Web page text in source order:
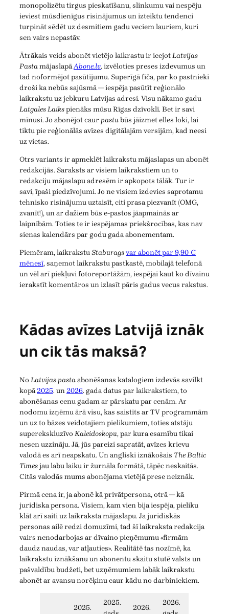
monopolizētu tirgus pieskatīšanu, slinkumu vai nespēju
ieviest mūsdienīgus risinājumus un izteiktu tendenci
turpināt sēdēt uz desmitiem gadu veciem lauriem, kuri
sen vairs nepastāv.
Ātrākais veids abonēt vietējo laikrastu ir ieejotLatvijas
PastamājaslapāAbone.lv, izvēloties preses izdevumus un
tad noformējot pasūtījumu. Superīgā fīča, par ko pastnieki
droši ka nebūs sajūsmā — iespēja pasūtīt reģionālo
laikrakstu uz jebkuru Latvijas adresi. Visu nākamo gadu
Latgales Laikspienāks mūsu Rīgas dzīvoklī. Bet ir savi
mīnusi. Jo abonējot caurpastubūs jāizmet elles loki, lai
tiktu pie reģionālās avīzes digitālajām versijām, kad neesi
uz vietas.
Otrs variants ir apmeklēt laikrakstu mājaslapas un abonēt
redakcijās. Saraksts ar visiem laikrakstiem un to
redakciju mājaslapu adresēm ir apkopots tālāk. Tur ir
savi, īpaši piedzīvojumi. Jo ne visiem izdevies saprotamu
tehnisko risinājumu uztaisīt, citi prasa piezvanīt (OMG,
zvanīt!), un ar dažiem būs e-pastos jāapmainās ar
laipnībām. Toties te ir iespējamas priekšrocības, kas nav
sienas kalendārs par godu gada abonementam.
Piemēram, laikrakstuStaburagsvar abonēt par 9,90 €
mēnesī, saņemot laikrakstu pastkastē, mobilajā telefonā
un vēl arī piekļuvi fotoreportāžām, iespējai kaut ko dīvainu
ierakstīt komentāros un izlasīt pāris gadus vecus rakstus.
Kādas avīzes Latvijā iznāk
un cik tās maksā?
NoLatvijas pastaabonēšanas katalogiem izdevās savilkt
kopā2025. un2026. gada datus par laikrakstiem, to
abonēšanas cenu gadam ar pārskatu par cenām. Ar
nodomu izņēmu ārā visu, kas saistīts ar TV programmām
un uz to bāzes veidotajiem pielikumiem, toties atstāju
superekskluzīvoKaleidoskopu, par kura esamību tikai
nesen uzzināju. Jā, jūs pareizi sapratāt, avīzes krievu
valodā es arī neapskatu. Un angliski iznākošais The Baltic
Timesjau labu laiku ir žurnāla formātā, tāpēc neskaitās.
Citās valodās mums abonējama vietējā prese neiznāk.
Pirmā cena ir, ja abonē kā privātpersona, otrā — kā
juridiska persona. Visiem, kam vien bija iespēja, pieliku
klāt arī saiti uz laikraksta mājaslapu. Ja juridiskās
personas ailē redzi domuzīmi, tad šī laikraksta redakcija
vairs nenodarbojas ar dīvaino pieņēmumu «firmām
daudz naudas, var atļauties». Realitātē tas nozīmē, ka
laikrakstu iznākšanu un abonentu skaitu stutē valsts un
pašvaldību budžeti, bet uzņēmumiem labāk laikrakstu
abonēt ar avansu norēķinu caur kādu no darbiniekiem.
2025.
2025.
2026.
2026.